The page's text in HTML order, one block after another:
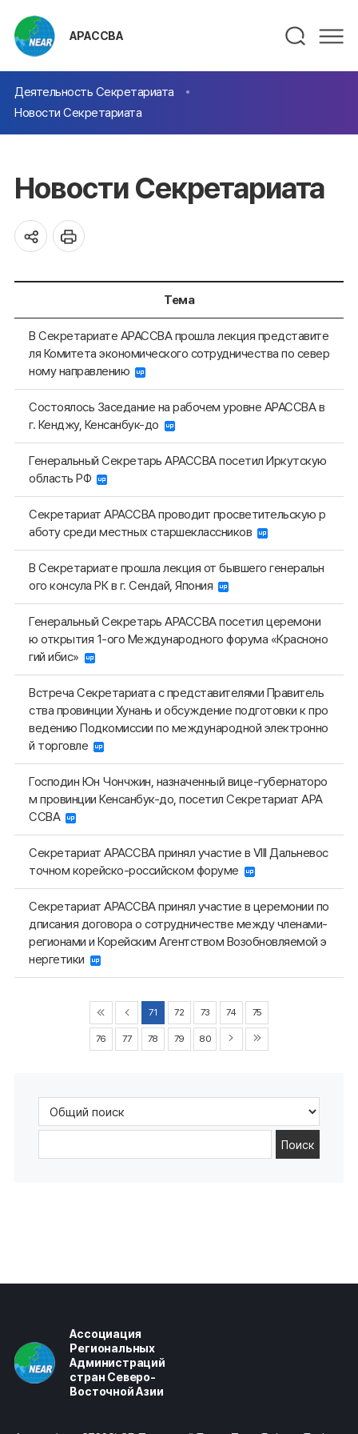
АРАССВА
Деятельность Секретариата
Новости Секретариата
Новости Секретариата
Тема
В Секретариате АРАССВА прошла лекция представите
ля Комитета экономического сотрудничества по север
ному направлению
Состоялось Заседание на рабочем уровне АРАССВА в
г. Кенджу, Кенсанбук-до
Генеральный Секретарь АРАССВА посетил Иркутскую
область РФ
Секретариат АРАССВА проводит просветительскую р
аботу среди местных старшеклассников
В Секретариате прошла лекция от бывшего генеральн
ого консула РК в г. Сендай, Япония
Генеральный Секретарь АРАССВА посетил церемони
ю открытия 1-ого Международного форума «Красноно
гий ибис»
Встреча Секретариата с представителями Правитель
ства провинции Хунань и обсуждение подготовки к про
ведению Подкомиссии по международной электронно
й торговле
Господин Юн Чончжин, назначенный вице-губернаторо
м провинции Кенсанбук-до, посетил Секретариат АРА
ССВА
Секретариат АРАССВА принял участие в VIII Дальневос
точном корейско-российском форуме
Секретариат АРАССВА принял участие в церемонии по
дписания договора о сотрудничестве между членами-
регионами и Корейским Агентством Возобновляемой э
нергетики
71 72 73 74 75
76 77 78 79 80
Поиск
Ассоциация
Региональных
Администраций
стран Северо-
Восточной Азии